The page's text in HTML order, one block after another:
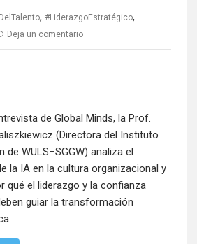
, #LiderazgoEstratégico,
Deja un comentario
de Global Minds, la Prof.
(Directora del Instituto
de WULS–SGGW) analiza el
la IA en la cultura organizacional y
qué el liderazgo y la confianza
guiar la transformación